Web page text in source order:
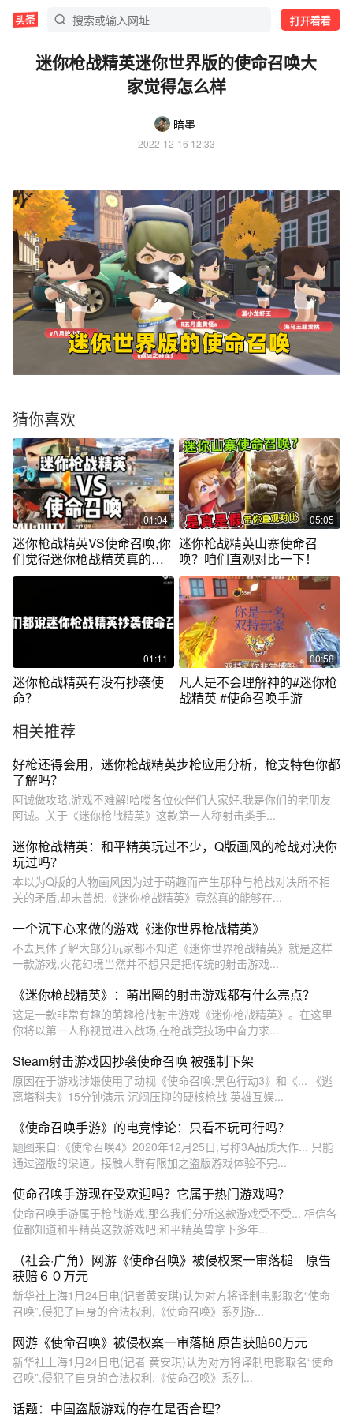
打开看看
迷你枪战精英迷你世界版的使命召唤大
家觉得怎么样
暗墨
2022-12-16 12:33
猜你喜欢
01:04
迷你枪战精英VS使命召唤,你
们觉得迷你枪战精英真的抄
袭了吗?😞😞
05:05
迷你枪战精英山寨使命召
唤？咱们直观对比一下！
01:11
迷你枪战精英有没有抄袭使
命？
00:58
凡人是不会理解神的#迷你枪
战精英 #使命召唤手游
相关推荐
好枪还得会用，迷你枪战精英步枪应用分析，枪支特色你都
了解吗？
阿诚做攻略,游戏不难解!哈喽各位伙伴们大家好,我是你们的老朋友
阿诚。关于《迷你枪战精英》这款第一人称射击类手...
迷你枪战精英：和平精英玩过不少，Q版画风的枪战对决你
玩过吗？
本以为Q版的人物画风因为过于萌趣而产生那种与枪战对决所不相
关的矛盾,却未曾想,《迷你枪战精英》竟然真的能够在...
一个沉下心来做的游戏《迷你世界枪战精英》
不去具体了解大部分玩家都不知道《迷你世界枪战精英》就是这样
一款游戏,火花幻境当然并不想只是把传统的射击游戏...
《迷你枪战精英》：萌出圈的射击游戏都有什么亮点？
这是一款非常有趣的萌趣枪战射击游戏《迷你枪战精英》。在这里
你将以第一人称视觉进入战场,在枪战竞技场中奋力求...
Steam射击游戏因抄袭使命召唤 被强制下架
原因在于游戏涉嫌使用了动视《使命召唤:黑色行动3》和《... 《逃
离塔科夫》15分钟演示 沉闷压抑的硬核枪战 英雄互娱...
《使命召唤手游》的电竞悖论：只看不玩可行吗？
题图来自:《使命召唤4》2020年12月25日,号称3A品质大作... 只能
通过盗版的渠道。接触人群有限加之盗版游戏体验不完...
使命召唤手游现在受欢迎吗？它属于热门游戏吗？
使命召唤手游属于枪战游戏,那么我们分析这款游戏受不受... 相信各
位都知道和平精英这款游戏吧,和平精英曾拿下多年...
（社会·广角）网游《使命召唤》被侵权案一审落槌 原告
获赔６０万元
新华社上海1月24日电(记者黄安琪)认为对方将译制电影取名“使命
召唤”,侵犯了自身的合法权利,《使命召唤》系列游...
网游《使命召唤》被侵权案一审落槌 原告获赔60万元
新华社上海1月24日电(记者 黄安琪)认为对方将译制电影取名“使命
召唤”,侵犯了自身的合法权利,《使命召唤》系列...
话题：中国盗版游戏的存在是否合理？